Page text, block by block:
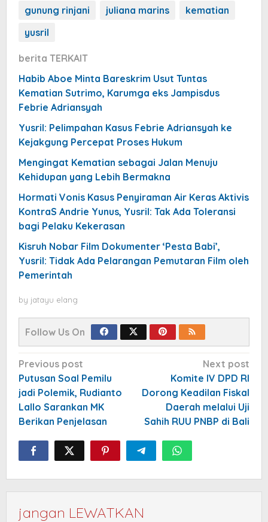
gunung rinjani
juliana marins
kematian
yusril
berita TERKAIT
Habib Aboe Minta Bareskrim Usut Tuntas
Kematian Sutrimo, Karumga eks Jampisdus
Febrie Adriansyah
Yusril: Pelimpahan Kasus Febrie Adriansyah ke
Kejakgung Percepat Proses Hukum
Mengingat Kematian sebagai Jalan Menuju
Kehidupan yang Lebih Bermakna
Hormati Vonis Kasus Penyiraman Air Keras Aktivis
KontraS Andrie Yunus, Yusril: Tak Ada Toleransi
bagi Pelaku Kekerasan
Kisruh Nobar Film Dokumenter ‘Pesta Babi’,
Yusril: Tidak Ada Pelarangan Pemutaran Film oleh
Pemerintah
by jatayu elang
Follow Us On
Post
navigation
Previous post
Putusan Soal Pemilu
jadi Polemik, Rudianto
Lallo Sarankan MK
Berikan Penjelasan
Next post
Komite IV DPD RI
Dorong Keadilan Fiskal
Daerah melalui Uji
Sahih RUU PNBP di Bali
jangan LEWATKAN